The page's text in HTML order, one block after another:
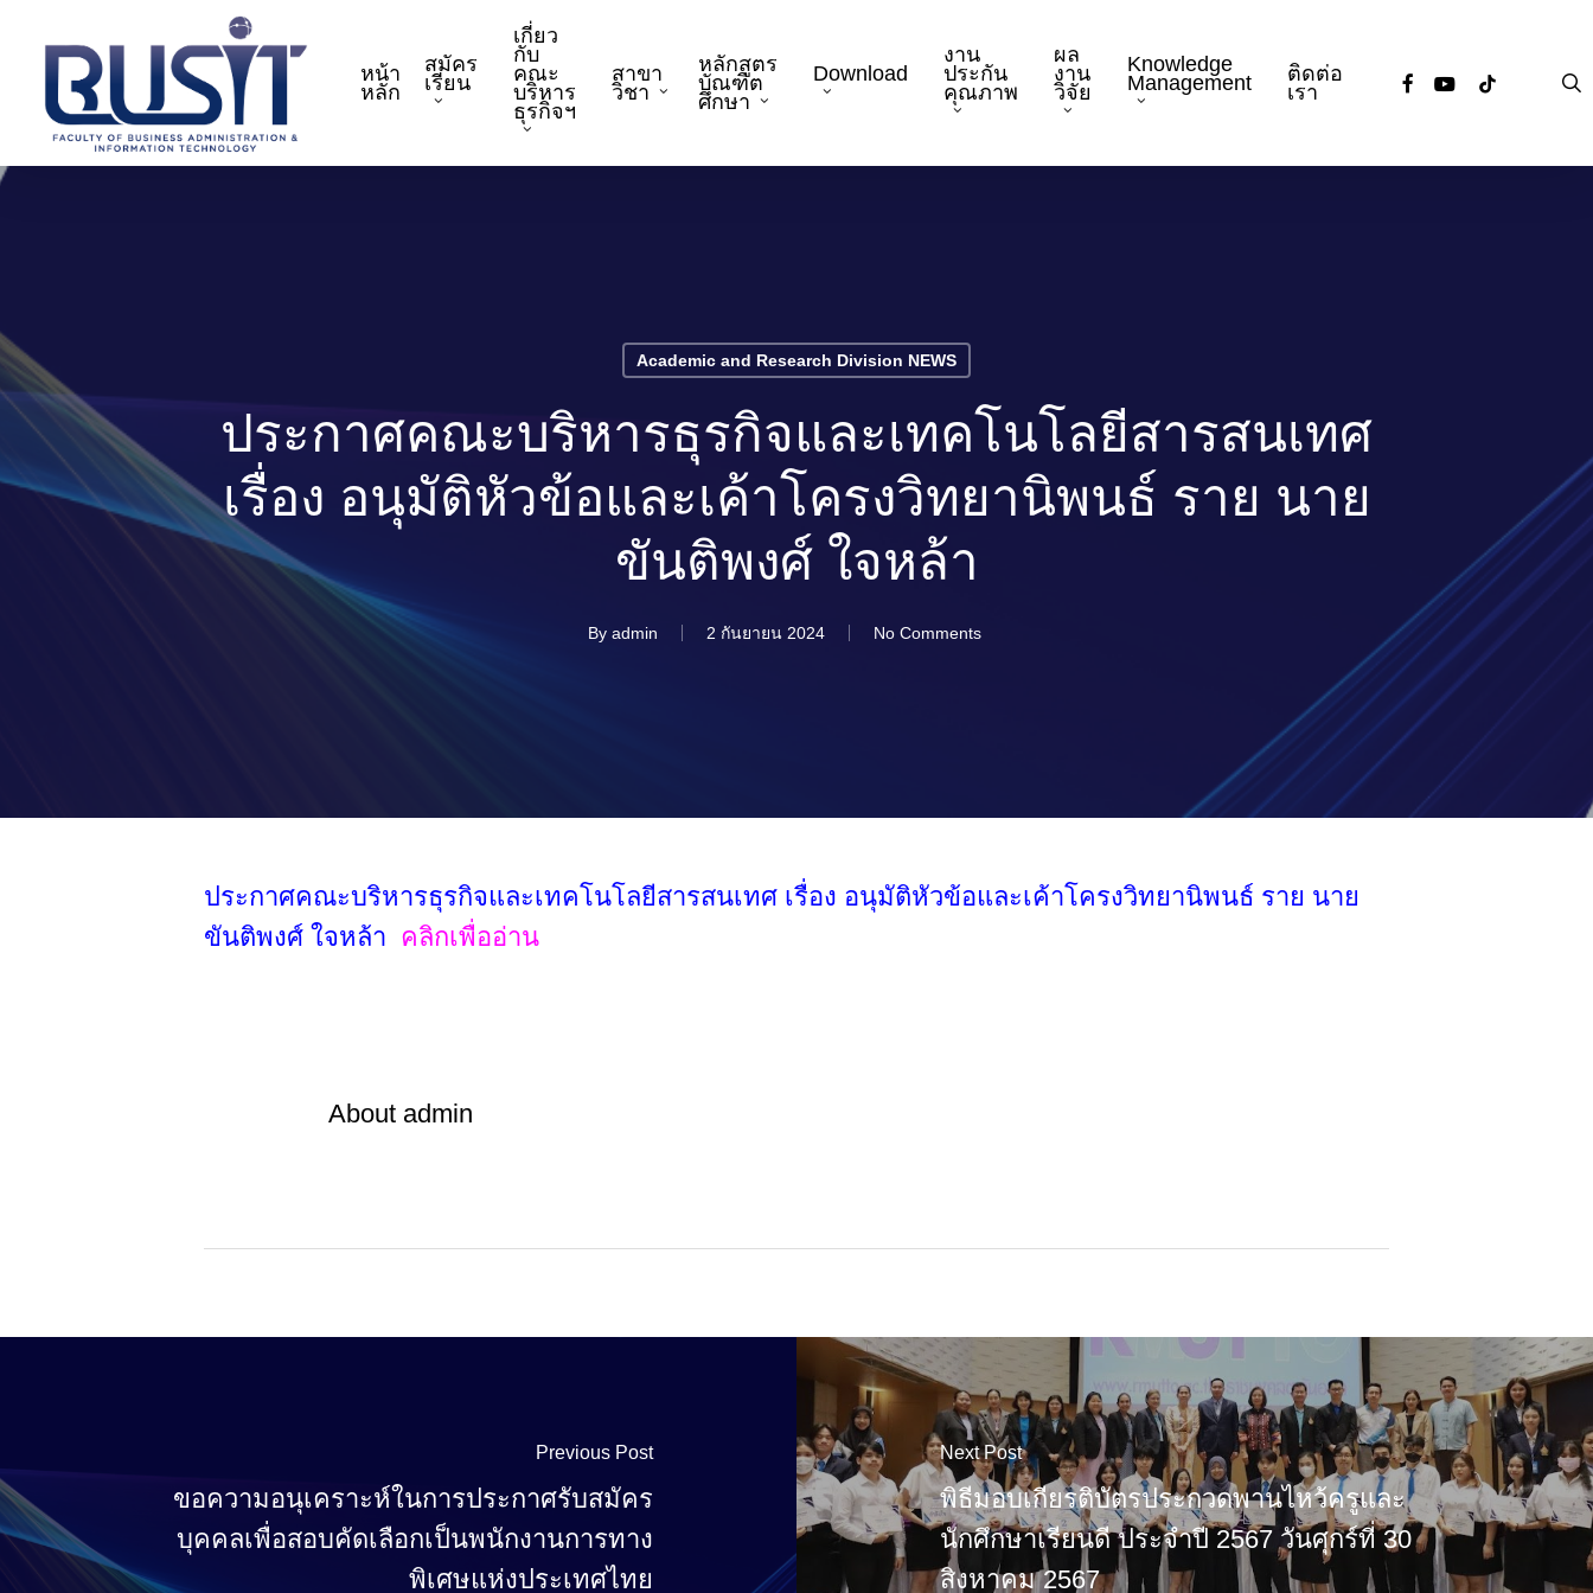
content
หน้า
หลัก
สมัคร
เรียน
เกี่ยว
กับ
คณะ
บริหาร
ธุรกิจฯ
สาขา
วิชา
หลักสูตร
บัณฑิต
ศึกษา
Download
งาน
ประกัน
คุณภาพ
ผล
งาน
วิจัย
Knowledge
Management
ติดต่อ
เรา
facebookyoutube
tiktok
Academic and Research Division NEWS
ประกาศคณะบริหารธุรกิจและเทคโนโลยีสารสนเทศ
เรื่อง อนุมัติหัวข้อและเค้าโครงวิทยานิพนธ์ ราย นาย
ขันติพงศ์ ใจหล้า
By admin 2 กันยายน 2024 No Comments
ประกาศคณะบริหารธุรกิจและเทคโนโลยีสารสนเทศ เรื่อง อนุมัติหัวข้อและเค้าโครงวิทยานิพนธ์ ราย นาย
ขันติพงศ์ ใจหล้า คลิกเพื่ออ่าน
About admin
Previous Post
ขอความอนุเคราะห์ในการประกาศรับสมัคร
บุคคลเพื่อสอบคัดเลือกเป็นพนักงานการทาง
พิเศษแห่งประเทศไทย
Next Post
พิธีมอบเกียรติบัตรประกวดพานไหว้ครูและ
นักศึกษาเรียนดี ประจำปี 2567 วันศุกร์ที่ 30
สิงหาคม 2567